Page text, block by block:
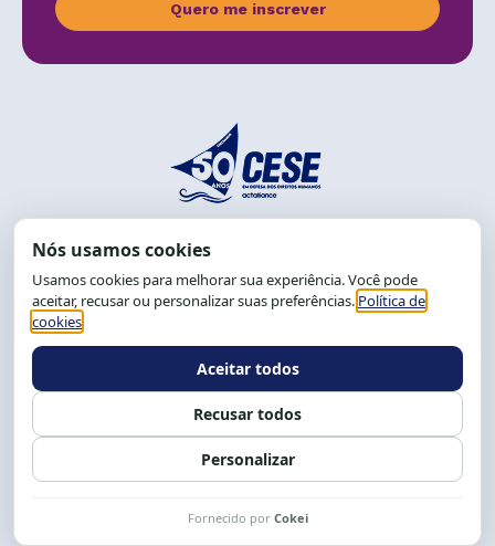
Quero me inscrever
End.: R. da Graça, 150. Graça
CEP: 40.150-055
Salvador-BA, Brasil.
Tel.: (71) 2104-5457, Cel.: (71) 9 9239-2104 ou 2105
Expediente: 8h às 12h e 13 às 17h.
Siga nossas redes Fale conosco